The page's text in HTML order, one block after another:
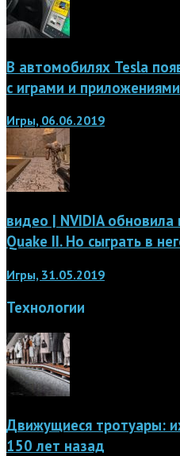
В автомобилях Tesla
с играми и приложениями
Игры, 06.06.2019
видео | NVIDIA
Quake II. Но сыграть в
Игры, 31.05.2019
Технологии
Движущиеся тротуары:
150 лет назад